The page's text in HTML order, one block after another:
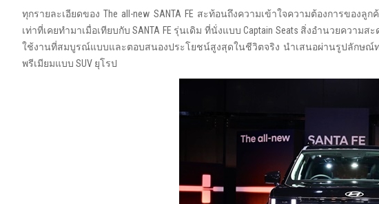
ทุกรายละเอียดของ The all-new SANTA FE สะท้อนถึงความเข้าใจความต้องการขอ
เท่าที่เคยทำมาเมื่อเทียบกับ SANTA FE รุ่นเดิม ที่นั่งแบบ Captain Seats สิ่งอำนวยคว
ใช้งานที่สมบูรณ์แบบและตอบสนองประโยชน์สูงสุดในชีวิตจริง นำเสนอผ่านรูปลักษณ์ท
พรีเมียมแบบ SUV ยุโรป